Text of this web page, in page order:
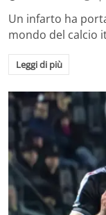
Un infarto ha
mondo del calcio
Leggi di più